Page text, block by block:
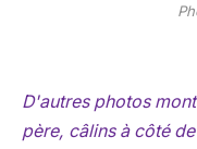
D'autres photos
père, câlins à côté